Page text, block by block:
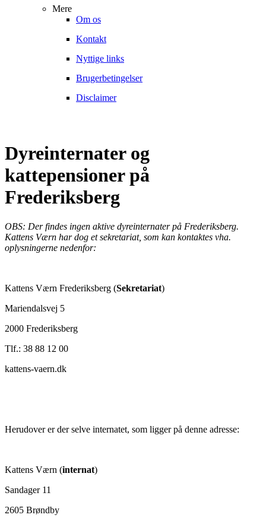
Mere
Om os
Kontakt
Nyttige links
Brugerbetingelser
Disclaimer
Dyreinternater og
kattepensioner på
Frederiksberg
OBS: Der findes ingen aktive dyreinternater på Frederiksberg.
Kattens Værn har dog et sekretariat, som kan kontaktes vha.
oplysningerne nedenfor:
Kattens Værn Frederiksberg (Sekretariat)
Mariendalsvej 5
2000 Frederiksberg
Tlf.: 38 88 12 00
kattens-vaern.dk
Herudover er der selve internatet, som ligger på denne adresse:
Kattens Værn (internat)
Sandager 11
2605 Brøndby